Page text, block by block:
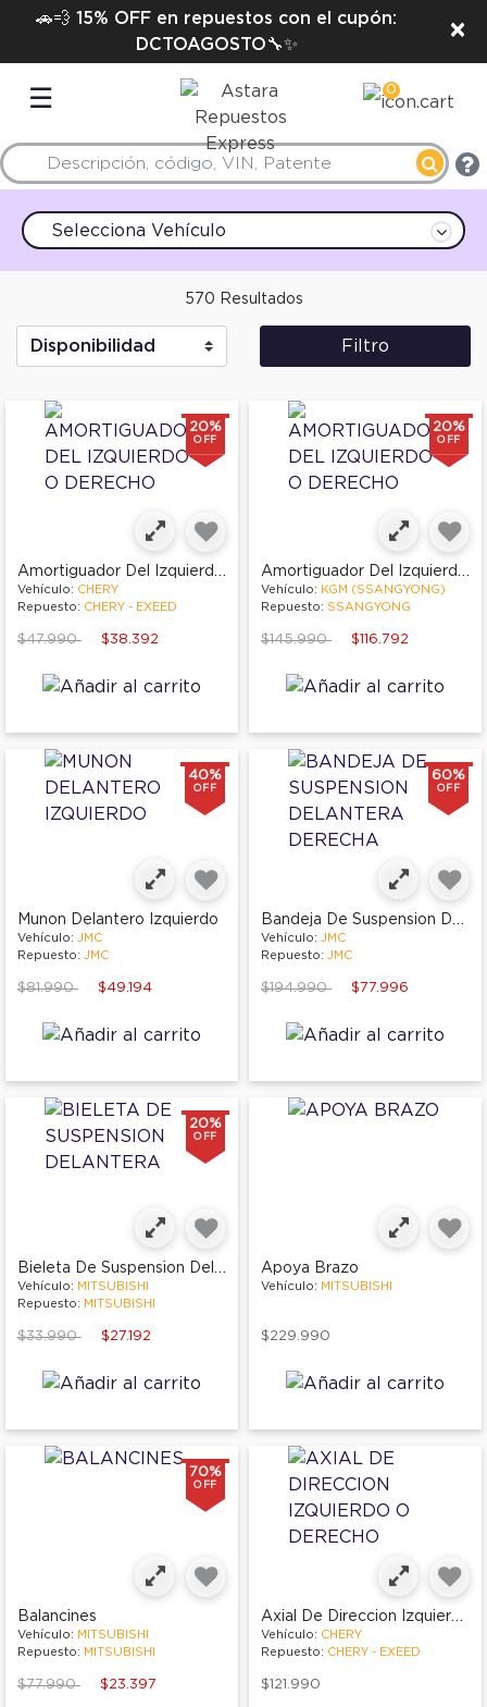
🚗💨 15% OFF en repuestos con el cupón:
DCTOAGOSTO🔧✨
×
☰ 0
Selecciona Vehículo
570 Resultados
Filtro
20%
OFF
Amortiguador Del Izquierdo O Derecho
Vehículo: CHERY
Repuesto: CHERY - EXEED
Price reduced from
$47.990to $38.392
20%
OFF
Amortiguador Del Izquierdo O Derecho
Vehículo: KGM (SSANGYONG)
Repuesto: SSANGYONG
Price reduced from
$145.990to $116.792
40%
OFF
Munon Delantero Izquierdo
Vehículo: JMC
Repuesto: JMC
Price reduced from
$81.990to $49.194
60%
OFF
Bandeja De Suspension Delantera Derecha
Vehículo: JMC
Repuesto: JMC
Price reduced from
$194.990to $77.996
20%
OFF
Bieleta De Suspension Delantera
Vehículo: MITSUBISHI
Repuesto: MITSUBISHI
Price reduced from
$33.990to $27.192
Apoya Brazo
Vehículo: MITSUBISHI
$229.990
70%
OFF
Balancines
Vehículo: MITSUBISHI
Repuesto: MITSUBISHI
Price reduced from
$77.990to $23.397
Axial De Direccion Izquierdo O Derecho
Vehículo: CHERY
Repuesto: CHERY - EXEED
$121.990